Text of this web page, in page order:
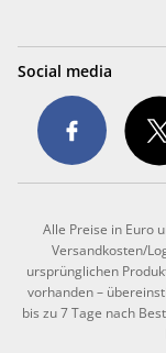
Social media
Alle Preise in Euro
Versandkosten/
ursprünglichen
vorhanden –
bis zu 7 Tage nach